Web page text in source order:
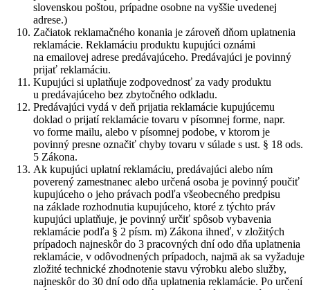
slovenskou poštou, prípadne osobne na vyššie uvedenej
adrese.)
Začiatok reklamačného konania je zároveň dňom uplatnenia
reklamácie. Reklamáciu produktu kupujúci oznámi
na emailovej adrese predávajúceho. Predávajúci je povinný
prijať reklamáciu.
Kupujúci si uplatňuje zodpovednosť za vady produktu
u predávajúceho bez zbytočného odkladu.
Predávajúci vydá v deň prijatia reklamácie kupujúcemu
doklad o prijatí reklamácie tovaru v písomnej forme, napr.
vo forme mailu, alebo v písomnej podobe, v ktorom je
povinný presne označiť chyby tovaru v súlade s ust. § 18 ods.
5 Zákona.
Ak kupujúci uplatní reklamáciu, predávajúci alebo ním
poverený zamestnanec alebo určená osoba je povinný poučiť
kupujúceho o jeho právach podľa všeobecného predpisu
na základe rozhodnutia kupujúceho, ktoré z týchto práv
kupujúci uplatňuje, je povinný určiť spôsob vybavenia
reklamácie podľa § 2 písm. m) Zákona ihneď, v zložitých
prípadoch najneskôr do 3 pracovných dní odo dňa uplatnenia
reklamácie, v odôvodnených prípadoch, najmä ak sa vyžaduje
zložité technické zhodnotenie stavu výrobku alebo služby,
najneskôr do 30 dní odo dňa uplatnenia reklamácie. Po určení